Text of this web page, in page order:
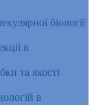
біології
в
та якості
в